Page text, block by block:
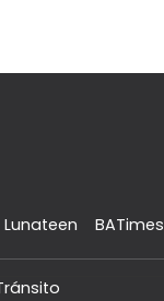
Lunateen BATimes